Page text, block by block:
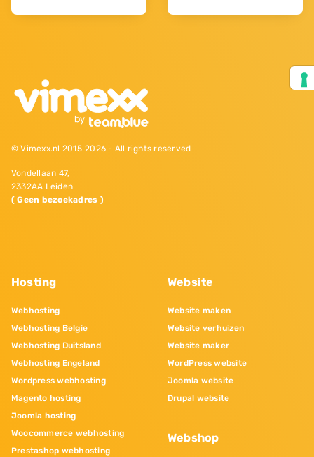
© Vimexx.nl 2015‐2026 - All rights reserved
Vondellaan 47,
2332AA Leiden
( Geen bezoekadres )
Hosting
Webhosting
Webhosting Belgie
Webhosting Duitsland
Webhosting Engeland
Wordpress webhosting
Magento hosting
Joomla hosting
Woocommerce webhosting
Prestashop webhosting
Website
Website maken
Website verhuizen
Website maker
WordPress website
Joomla website
Drupal website
Webshop